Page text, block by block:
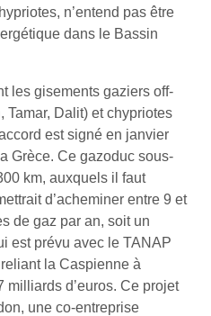
n’entend pas être
dans le Bassin
les gisements gaziers off-
Dalit) et chypriotes
est signé en janvier
Grèce. Ce gazoduc sous-
km, auxquels il faut
d’acheminer entre 9 et
de gaz par an, soit un
est prévu avec le TANAP
la Caspienne à
milliards d’euros. Ce projet
une co-entreprise